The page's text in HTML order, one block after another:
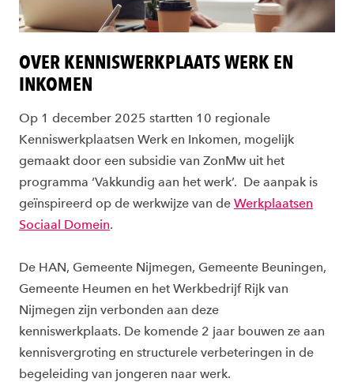
OVER KENNISWERKPLAATS WERK EN
INKOMEN
Op 1 december 2025 startten 10 regionale
Kenniswerkplaatsen Werk en Inkomen, mogelijk
gemaakt door een subsidie van ZonMw uit het
programma ‘Vakkundig aan het werk’. De aanpak is
geïnspireerd op de werkwijze van de Werkplaatsen
Sociaal Domein.
De HAN, Gemeente Nijmegen, Gemeente Beuningen,
Gemeente Heumen en het Werkbedrijf Rijk van
Nijmegen zijn verbonden aan deze
kenniswerkplaats. De komende 2 jaar bouwen ze aan
kennisvergroting en structurele verbeteringen in de
begeleiding van jongeren naar werk.